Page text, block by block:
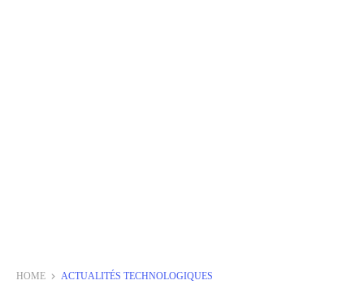
HOME ACTUALITÉS TECHNOLOGIQUES